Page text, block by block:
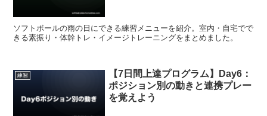
ソフトボールの雨の日にできる練習メニューを紹介。室内・自宅でで
きる素振り・体幹トレ・イメージトレーニングをまとめました。
練習
【7日間上達プログラム】Day6：
ポジション別の動きと連携プレー
を覚えよう